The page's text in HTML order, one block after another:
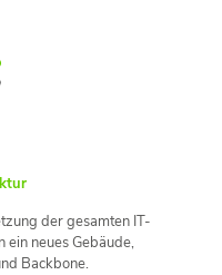
der gesamten IT-
neues Gebäude,
Backbone.